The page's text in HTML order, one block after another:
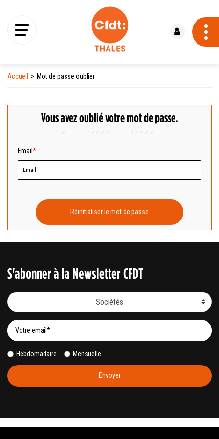
Accueil Mot de passe oublier
Vous avez oublié votre mot de passe.
Email
Réinitialiser le mot de passe
S'abonner à la Newsletter CFDT
Sociétés
Hebdomadaire Mensuelle
Envoyer